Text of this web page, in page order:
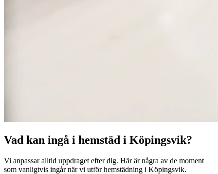
Vad kan ingå i hemstäd i Köpingsvik?
Vi anpassar alltid uppdraget efter dig. Här är några av de moment
som vanligtvis ingår när vi utförhemstädning i Köpingsvik.